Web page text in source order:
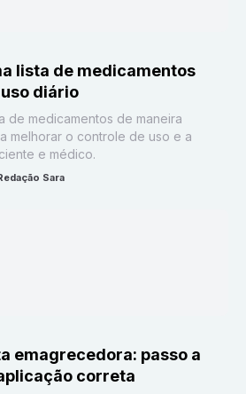
lista de medicamentos
diário
de medicamentos de maneira
melhorar o controle de uso e a
e médico.
Sara
emagrecedora: passo a
correta